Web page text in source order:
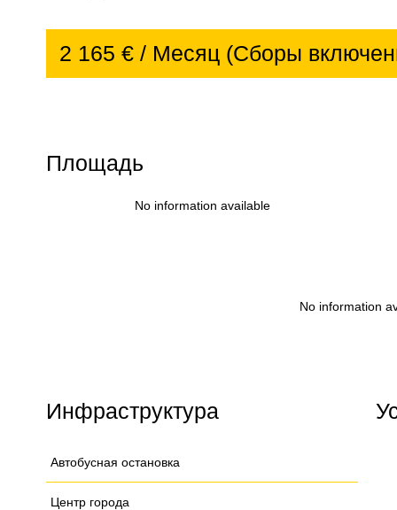
2 165 € / Месяц (Сборы
Площадь
No information available
No information
Инфраструктура
Автобусная остановка
Центр города